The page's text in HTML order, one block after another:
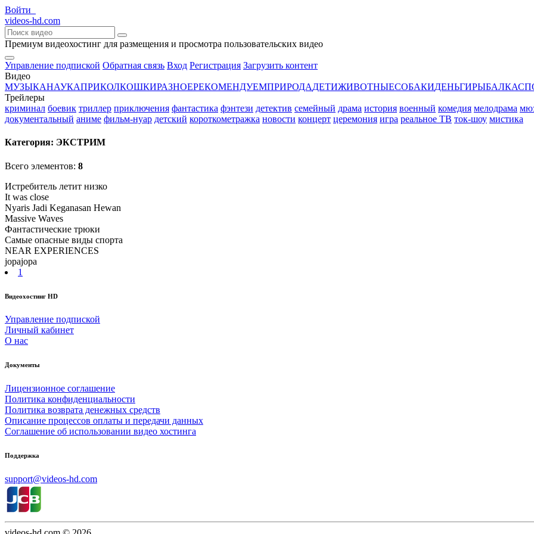
Войти
videos-hd.com
Премиум видеохостинг для размещения и просмотра пользовательских видео
Управление подпиской Обратная связь Вход Регистрация Загрузить контент
Видео
МУЗЫКАНАУКАПРИКОЛКОШКИРАЗНОЕРЕКОМЕНДУЕМПРИРОДАДЕТИЖИВОТНЫЕСОБАКИДЕНЬГИРЫБАЛКА
Трейлеры
криминал боевик триллер приключения фантастика фэнтези детектив семейный драма история военный комедия мелодрама
документальный аниме фильм-нуар детский короткометражка новости концерт церемония игра реальное ТВ ток-шоу мистика
Категория: ЭКСТРИМ
Всего элементов: 8
Истребитель летит низко
It was close
Nyaris Jadi Keganasan Hewan
Massive Waves
Фантастические трюки
Самые опасные виды спорта
NEAR EXPERIENCES
jopajopa
1
Видеохостинг HD
Управление подпиской
Личный кабинет
О нас
Документы
Лицензионное соглашение
Политика конфиденциальности
Политика возврата денежных средств
Описание процессов оплаты и передачи данных
Соглашение об использовании видео хостинга
Поддержка
support@videos-hd.com